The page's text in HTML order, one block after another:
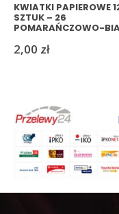
KWIATKI PAPIEROWE
SZTUK – 26
POMARAŃCZOWO-
2,00 zł